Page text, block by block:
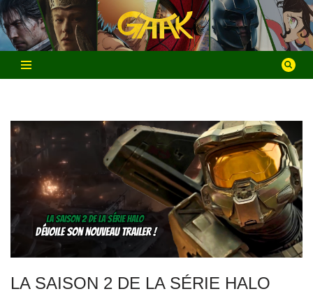
Aller
au
contenu
LA SAISON 2 DE LA SÉRIE HALO